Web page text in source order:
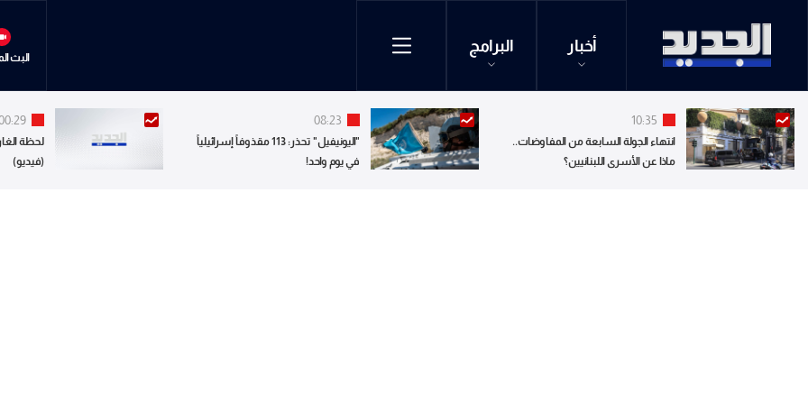
أخبار البرامج
البث
10:35
انتهاء الجولة السابعة من المفاوضات..
ماذا عن الأسرى اللبنانيين؟
08:23
"اليونيفيل" تحذر: 113 مقذوفاً إسرائيلياً
في يوم واحد!
لحظة
(فيديو)